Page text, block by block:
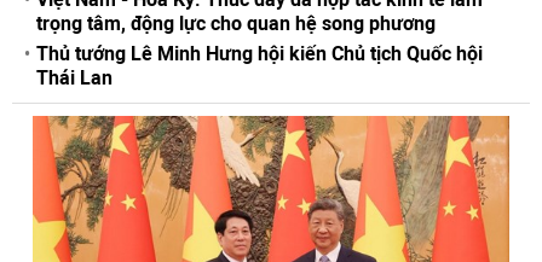
trọng tâm, động lực cho quan hệ song phương
Thủ tướng Lê Minh Hưng hội kiến Chủ tịch Quốc hội
Thái Lan